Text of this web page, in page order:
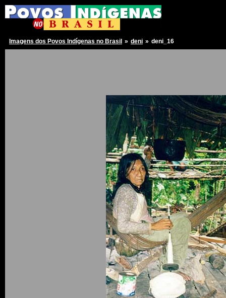
Imagens dos Povos Indígenas no Brasil » deni » deni_16